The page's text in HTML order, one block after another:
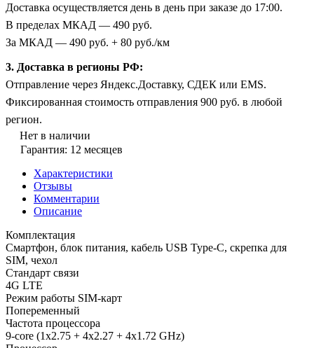
Доставка осуществляется день в день при заказе до 17:00.
В пределах МКАД — 490 руб.
За МКАД — 490 руб. + 80 руб./км
3. Доставка в регионы РФ:
Отправление через Яндекс.Доставку, СДЕК или EMS.
Фиксированная стоимость отправления 900 руб. в любой
регион.
Нет в наличии
Гарантия: 12 месяцев
Характеристики
Отзывы
Комментарии
Описание
Комплектация
Смартфон, блок питания, кабель USB Type-C, скрепка для
SIM, чехол
Стандарт связи
4G LTE
Режим работы SIM-карт
Попеременный
Частота процессора
9-core (1x2.75 + 4x2.27 + 4x1.72 GHz)